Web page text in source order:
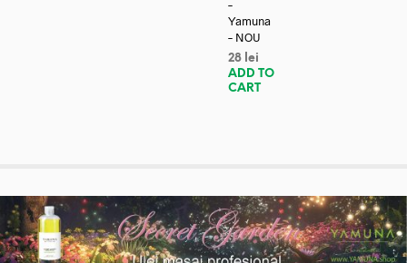
–
Yamuna
– NOU
28 lei
ADD TO
CART